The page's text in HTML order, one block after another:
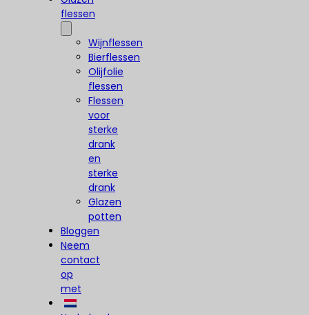
flessen
Wijnflessen
Bierflessen
Olijfolie
flessen
Flessen
voor
sterke
drank
en
sterke
drank
Glazen
potten
Bloggen
Neem
contact
op
met